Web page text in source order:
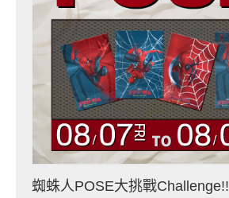
蜘蛛人POSE大挑戰Challenge!!